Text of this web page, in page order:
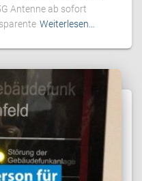
Antenne ab sofort
Weiterlesen…